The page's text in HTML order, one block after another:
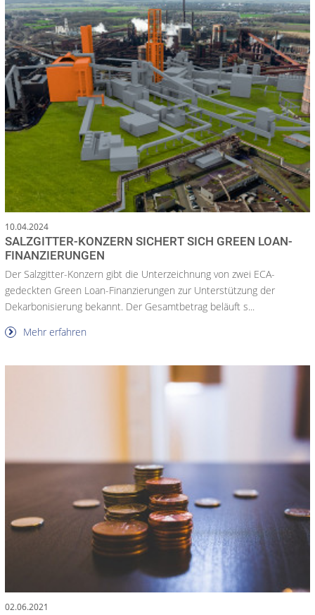
10.04.2024
SALZGITTER-KONZERN SICHERT SICH GREEN LOAN-
FINANZIERUNGEN
Der Salzgitter-Konzern gibt die Unterzeichnung von zwei ECA-
gedeckten Green Loan-Finanzierungen zur Unterstützung der
Dekarbonisierung bekannt. Der Gesamtbetrag beläuft s...
Mehr erfahren
02.06.2021